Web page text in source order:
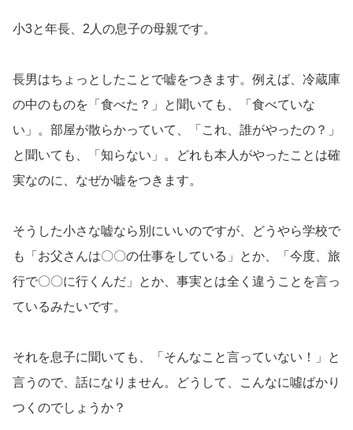
小3と年長、2人の息子の母親です。
長男はちょっとしたことで嘘をつきます。例えば、冷蔵庫
の中のものを「食べた？」と聞いても、「食べていな
い」。部屋が散らかっていて、「これ、誰がやったの？」
と聞いても、「知らない」。どれも本人がやったことは確
実なのに、なぜか嘘をつきます。
そうした小さな嘘なら別にいいのですが、どうやら学校で
も「お父さんは〇〇の仕事をしている」とか、「今度、旅
行で〇〇に行くんだ」とか、事実とは全く違うことを言っ
ているみたいです。
それを息子に聞いても、「そんなこと言っていない！」と
言うので、話になりません。どうして、こんなに噓ばかり
つくのでしょうか？